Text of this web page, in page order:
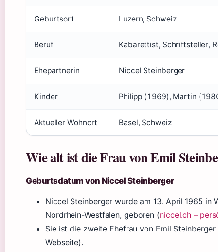
Geburtsort Luzern, Schweiz
Beruf Kabarettist, Schriftsteller,
Ehepartnerin Niccel Steinberger
Kinder Philipp (1969), Martin
Aktueller Wohnort Basel, Schweiz
Wie alt ist die Frau von Emil
Geburtsdatum von Niccel Steinberger
Niccel Steinberger wurde am 13. April 1965 in
Nordrhein-Westfalen, geboren (niccel.ch –
Sie ist die zweite Ehefrau von Emil
Webseite).